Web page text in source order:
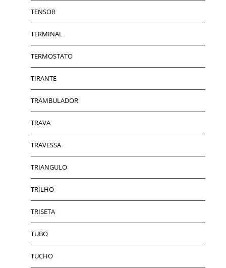
TENSOR
TERMINAL
TERMOSTATO
TIRANTE
TRAMBULADOR
TRAVA
TRAVESSA
TRIANGULO
TRILHO
TRISETA
TUBO
TUCHO